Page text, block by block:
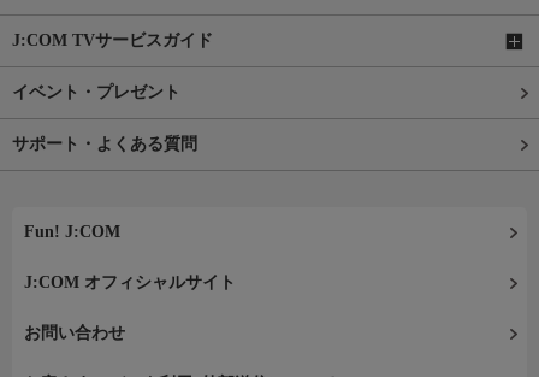
J:COM TVサービスガイド
イベント・プレゼント
サポート・よくある質問
Fun! J:COM
J:COM オフィシャルサイト
お問い合わせ